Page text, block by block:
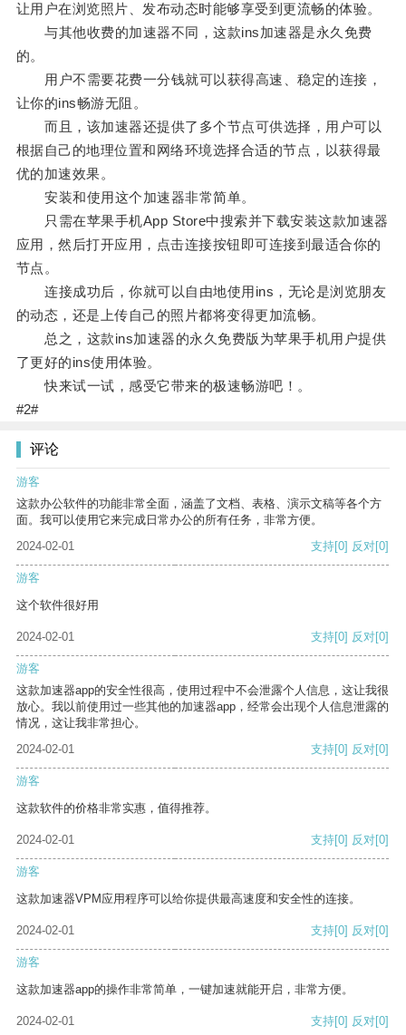
让用户在浏览照片、发布动态时能够享受到更流畅的体验。
与其他收费的加速器不同，这款ins加速器是永久免费
的。
用户不需要花费一分钱就可以获得高速、稳定的连接，
让你的ins畅游无阻。
而且，该加速器还提供了多个节点可供选择，用户可以
根据自己的地理位置和网络环境选择合适的节点，以获得最
优的加速效果。
安装和使用这个加速器非常简单。
只需在苹果手机App Store中搜索并下载安装这款加速器
应用，然后打开应用，点击连接按钮即可连接到最适合你的
节点。
连接成功后，你就可以自由地使用ins，无论是浏览朋友
的动态，还是上传自己的照片都将变得更加流畅。
总之，这款ins加速器的永久免费版为苹果手机用户提供
了更好的ins使用体验。
快来试一试，感受它带来的极速畅游吧！。
#2#
评论
游客
这款办公软件的功能非常全面，涵盖了文档、表格、演示文稿等各个方
面。我可以使用它来完成日常办公的所有任务，非常方便。
2024-02-01
支持[0] 反对[0]
游客
这个软件很好用
2024-02-01 支持[0] 反对[0]
游客
这款加速器app的安全性很高，使用过程中不会泄露个人信息，这让我很
放心。我以前使用过一些其他的加速器app，经常会出现个人信息泄露的
情况，这让我非常担心。
2024-02-01
支持[0] 反对[0]
游客
这款软件的价格非常实惠，值得推荐。
2024-02-01 支持[0] 反对[0]
游客
这款加速器VPM应用程序可以给你提供最高速度和安全性的连接。
2024-02-01 支持[0] 反对[0]
游客
这款加速器app的操作非常简单，一键加速就能开启，非常方便。
2024-02-01 支持[0] 反对[0]